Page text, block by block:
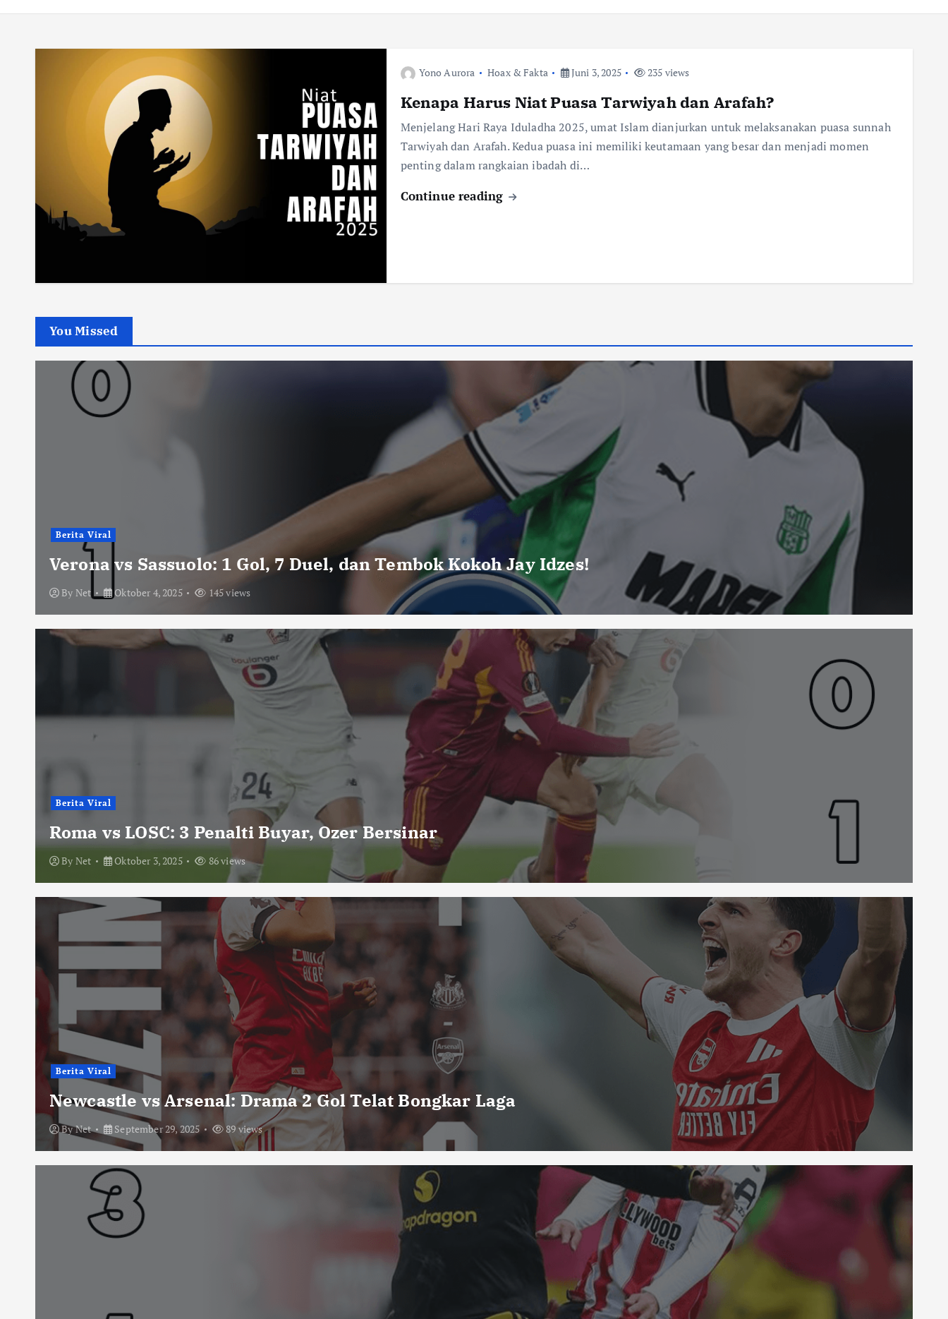
Yono Aurora Hoax & Fakta Juni 3, 2025 235 views
Kenapa Harus Niat Puasa Tarwiyah dan Arafah?
Menjelang Hari Raya Iduladha 2025, umat Islam dianjurkan untuk melaksanakan puasa sunnah
Tarwiyah dan Arafah. Kedua puasa ini memiliki keutamaan yang besar dan menjadi momen
penting dalam rangkaian ibadah di…
Continue reading
You Missed
Berita Viral
Verona vs Sassuolo: 1 Gol, 7 Duel, dan Tembok Kokoh Jay Idzes!
By Net Oktober 4, 2025 145 views
Berita Viral
Roma vs LOSC: 3 Penalti Buyar, Ozer Bersinar
By Net Oktober 3, 2025 86 views
Berita Viral
Newcastle vs Arsenal: Drama 2 Gol Telat Bongkar Laga
ByNet September 29, 2025 89 views